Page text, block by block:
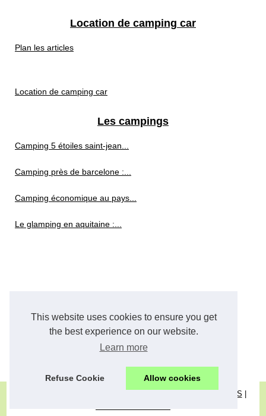
This website uses cookies to ensure you get
the best experience on our website.
Learn more
Refuse Cookie Allow cookies
Location de camping car
Plan les articles
Location de camping car
Les campings
Camping 5 étoiles saint-jean...
Camping près de barcelone :...
Camping économique au pays...
Le glamping en aquitaine :...
RSS